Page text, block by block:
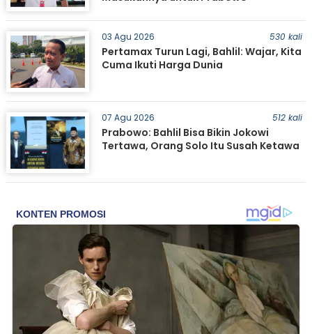
03 Agu 2026 530 kali
Pertamax Turun Lagi, Bahlil: Wajar, Kita
Cuma Ikuti Harga Dunia
07 Agu 2026 512 kali
Prabowo: Bahlil Bisa Bikin Jokowi
Tertawa, Orang Solo Itu Susah Ketawa